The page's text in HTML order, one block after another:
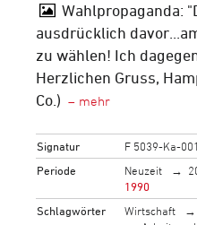
Wahlpropaganda:
ausdrücklich
zu wählen! Ich
Herzlichen Gruss,
Co.)
Signatur
F 5039-Ka-001
Periode
Neuzeit
1990
Schlagwörter
Wirtschaft